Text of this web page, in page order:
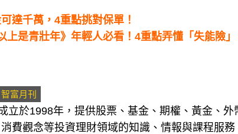
達千萬，4重點挑對保單！
上是青壯年》年輕人必看！4重點弄懂「失能險
富月刊
立於1998年，提供股票、基金、期權、黃金、
費觀念等投資理財領域的知識、情報與課程服